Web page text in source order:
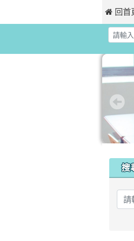
 回首
搜